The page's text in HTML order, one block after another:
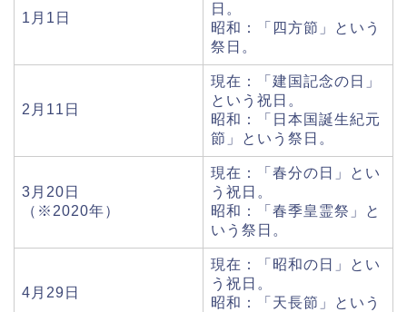
1月1日
日。
昭和：「四方節」という
祭日。
2月11日
現在：「建国記念の日」
という祝日。
昭和：「日本国誕生紀元
節」という祭日。
3月20日
（※2020年）
現在：「春分の日」とい
う祝日。
昭和：「春季皇霊祭」と
いう祭日。
4月29日
現在：「昭和の日」とい
う祝日。
昭和：「天長節」という